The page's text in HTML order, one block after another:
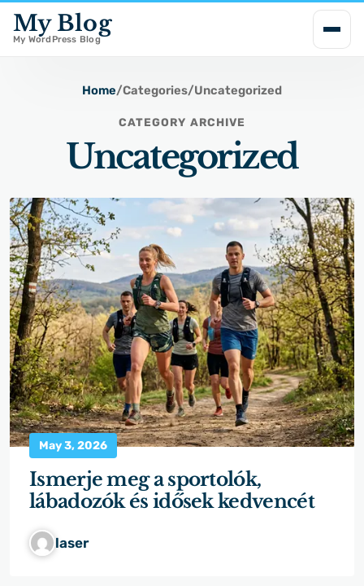
i
p
e
n
t
My Blog
My WordPress Blog
Home/Categories/Uncategorized
CATEGORY ARCHIVE
Uncategorized
May 3, 2026
Ismerje meg a sportolók,
lábadozók és idősek kedvencét
laser